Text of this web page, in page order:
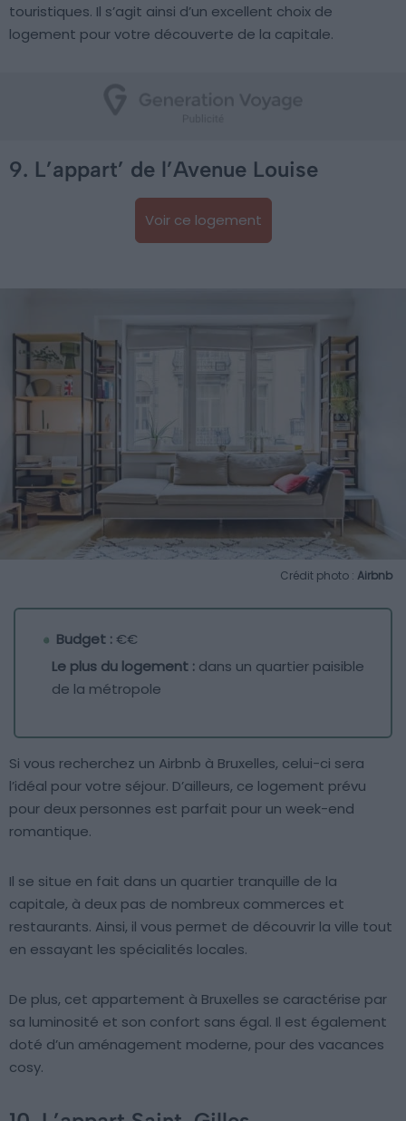
touristiques. Il s’agit ainsi d’un excellent choix de
logement pour votre découverte de la capitale.
9. L’appart’ de l’Avenue Louise
Voir ce logement
Crédit photo : Airbnb
Budget :€€
Le plus du logement : dans un quartier paisible
de la métropole
Si vous recherchez un Airbnb à Bruxelles, celui-ci sera
l’idéal pour votre séjour. D’ailleurs, ce logement prévu
pour deux personnes est parfait pour un week-end
romantique.
Il se situe en fait dans un quartier tranquille de la
capitale, à deux pas de nombreux commerces et
restaurants. Ainsi, il vous permet de découvrir la ville tout
en essayant les spécialités locales.
De plus, cet appartement à Bruxelles se caractérise par
sa luminosité et son confort sans égal. Il est également
doté d’un aménagement moderne, pour des vacances
cosy.